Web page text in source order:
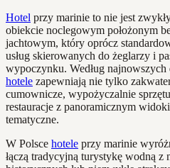
Hotel przy marinie to nie jest
obiekcie noclegowym położonym
jachtowym, który oprócz
usług skierowanych do żeglarzy i
wypoczynku. Według
hotele zapewniają nie tylko
cumownicze, wypożyczalnie
restauracje z panoramicznym
tematyczne.
W Polsce hotele przy marinie
łączą tradycyjną turystykę wodną